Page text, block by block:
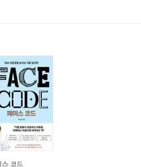
｜이만큼 했으면 된 거 아닌가?
어?”｜세상 호기심 많은 옆집 언니
아니고.”｜이해는 못 하겠지만 다름을
｜충동적인 결심은 3번 이상 숙고하기
야.”｜고립에서 연결로
｜페이스 코드는 변할 수 있을까?
면에 몰두하는 사람들｜관계의 변화가
스 코드